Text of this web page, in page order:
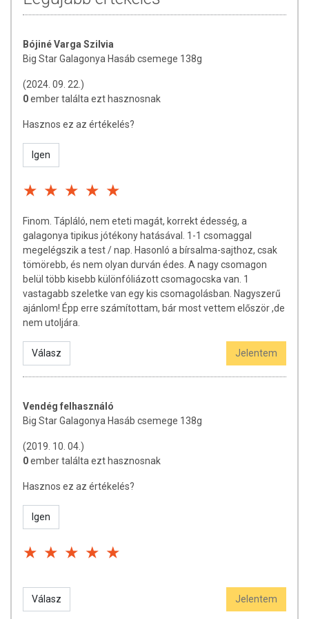
reklámozásuk során nem engedélyezett a készítményeknek
betegséget megelőző vagy gyógyító hatást tulajdonítani.
A termék nem helyettesíti a kiegyensúlyozott, vegyes étrendet és
az egészséges életmódot! A termék nem gyógyít betegségeket!
Betegség esetén használatát beszélje meg kezelőorvosával. Az
ajánlott napi fogyasztási mennyiséget ne lépje túl! Ne szedje a
allergiás! Kisgyermektől elzárva tartandó!
Bójiné Varga Szilvia
Big Star Galagonya Hasáb csemege 138g
(2024. 09. 22.)
0ember találta ezt hasznosnak
Hasznos ez az értékelés?
Igen
Finom. Tápláló, nem eteti magát, korrekt édesség, a
galagonya tipikus jótékony hatásával. 1-1 csomaggal
megelégszik a test / nap. Hasonló a bírsalma-sajthoz, csak
tömörebb, és nem olyan durván édes. A nagy csomagon
belül több kisebb különfóliázott csomagocska van. 1
vastagabb szeletke van egy kis csomagolásban. Nagyszerű
ajánlom! Épp erre számítottam, bár most vettem először ,de
nem utoljára.
Válasz Jelentem
Vendég felhasználó
Big Star Galagonya Hasáb csemege 138g
(2019. 10. 04.)
0ember találta ezt hasznosnak
Hasznos ez az értékelés?
Igen
Válasz Jelentem